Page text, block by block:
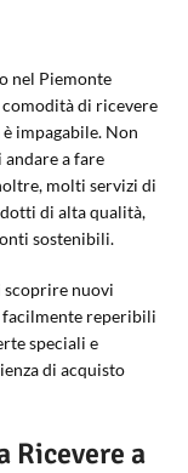
nel Piemonte
di ricevere
impagabile. Non
a fare
molti servizi di
di alta qualità,
sostenibili.
scoprire nuovi
facilmente reperibili
speciali e
di acquisto
Ricevere a